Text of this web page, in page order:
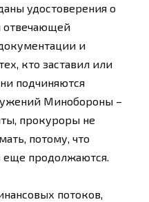
удостоверения о
отвечающей
и
кто заставил или
подчиняются
Минобороны –
прокуроры не
потому, что
еще продолжаются.
потоков,